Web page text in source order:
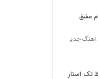
عشق
دانلود آهنگ جدید، دانلود اهنگ جدید ایرانی
تک استار